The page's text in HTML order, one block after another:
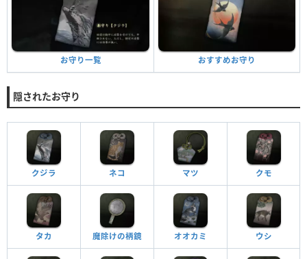
お守り一覧 おすすめお守り
隠されたお守り
クジラ ネコ マツ クモ
タカ 魔除けの柄鏡 オオカミ ウシ